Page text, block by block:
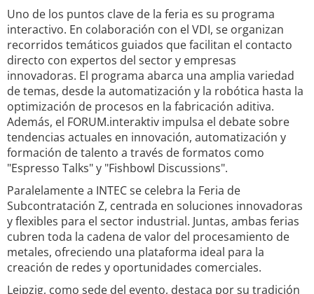
Uno de los puntos clave de la feria es su programa
interactivo. En colaboración con el VDI, se organizan
recorridos temáticos guiados que facilitan el contacto
directo con expertos del sector y empresas
innovadoras. El programa abarca una amplia variedad
de temas, desde la automatización y la robótica hasta la
optimización de procesos en la fabricación aditiva.
Además, el FORUM.interaktiv impulsa el debate sobre
tendencias actuales en innovación, automatización y
formación de talento a través de formatos como
"Espresso Talks" y "Fishbowl Discussions".
Paralelamente a INTEC se celebra la Feria de
Subcontratación Z, centrada en soluciones innovadoras
y flexibles para el sector industrial. Juntas, ambas ferias
cubren toda la cadena de valor del procesamiento de
metales, ofreciendo una plataforma ideal para la
creación de redes y oportunidades comerciales.
Leipzig, como sede del evento, destaca por su tradición